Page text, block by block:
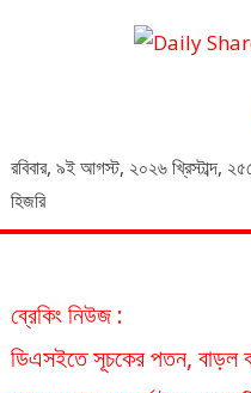
রবিবার, ৯ই আগস্ট, ২০২৬ খ্রিস্টাব্দ,
হিজরি
ব্রেকিং নিউজ :
ডিএসইতে সূচকের পতন, বাড়ল